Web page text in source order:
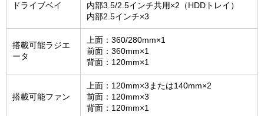
ドライブベイ
内部3.5/2.5インチ共用×2（HDDトレイ）
内部2.5インチ×3
搭載可能ラジエ
ータ
上面：360/280mm×1
前面：360mm×1
背面：120mm×1
搭載可能ファン
上面：120mm×3または140mm×2
前面：120mm×3
背面：120mm×1